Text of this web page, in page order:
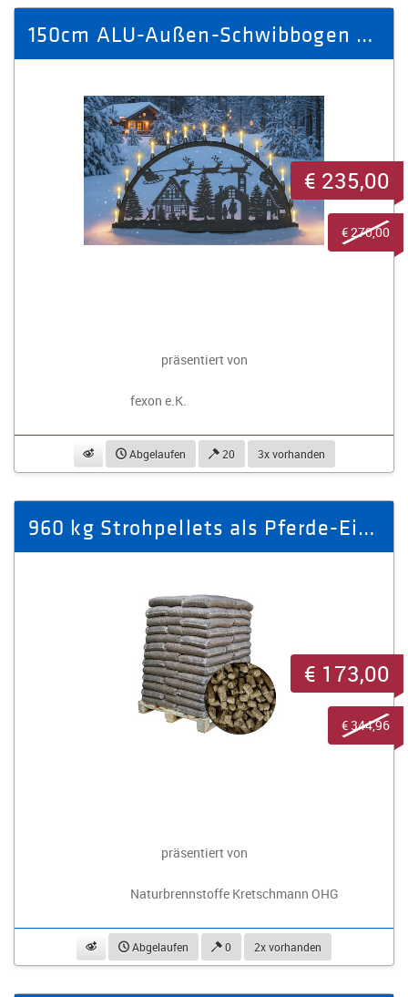
150cm ALU-Außen-Schwibbogen - Freie Motivwahl
präsentiert von
fexon e.K.
beobachtenAbgelaufen 20 3x vorhanden
€ 235,00
€ 270,00
960 kg Strohpellets als Pferde-Einstreu
präsentiert von
Naturbrennstoffe Kretschmann OHG
beobachtenAbgelaufen 0 2x vorhanden
€ 173,00
€ 344,96